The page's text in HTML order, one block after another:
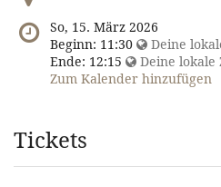
diese
Veranstaltung
statt?
Wann
findet
diese
Veranstaltung
So, 15. März 2026
Beginn: 11:30 Deine
Ende: 12:15 Deine lokale
Zum Kalender hinzufügen
Tickets